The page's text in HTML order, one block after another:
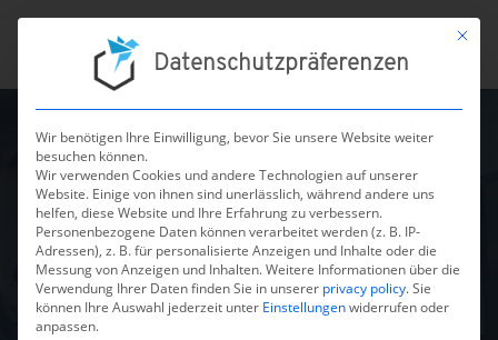
Case Studies
Hier präsentieren wir einige
unserer abgeschlossenen
Projekte.
Mit
Datenschutzpräferenzen
Wir benötigen Ihre Einwilligung, bevor Sie unsere Website weiter
besuchen können.
Wir verwenden Cookies und andere Technologien auf unserer
Website. Einige von ihnen sind unerlässlich, während andere uns
helfen, diese Website und Ihre Erfahrung zu verbessern.
Personenbezogene Daten können verarbeitet werden (z. B. IP-
Adressen), z. B. für personalisierte Anzeigen und Inhalte oder die
Messung von Anzeigen und Inhalten.Weitere Informationen über die
Verwendung Ihrer Daten finden Sie in unserer privacy policy.Sie
können Ihre Auswahl jederzeit unter Einstellungenwiderrufen oder
anpassen.